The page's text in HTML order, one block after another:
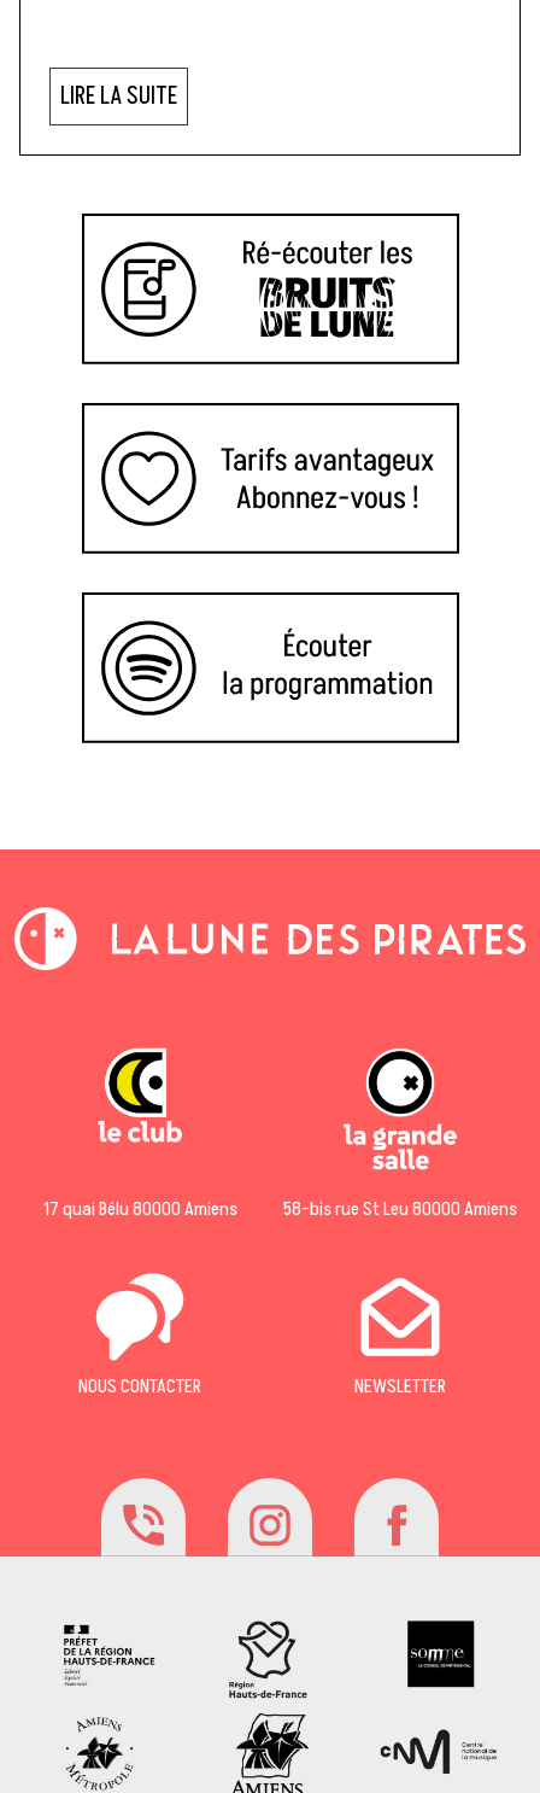
LIRE LA SUITE
17 quai Bélu 80000 Amiens 58-bis rue St Leu 80000 Amiens
NOUS CONTACTER NEWSLETTER